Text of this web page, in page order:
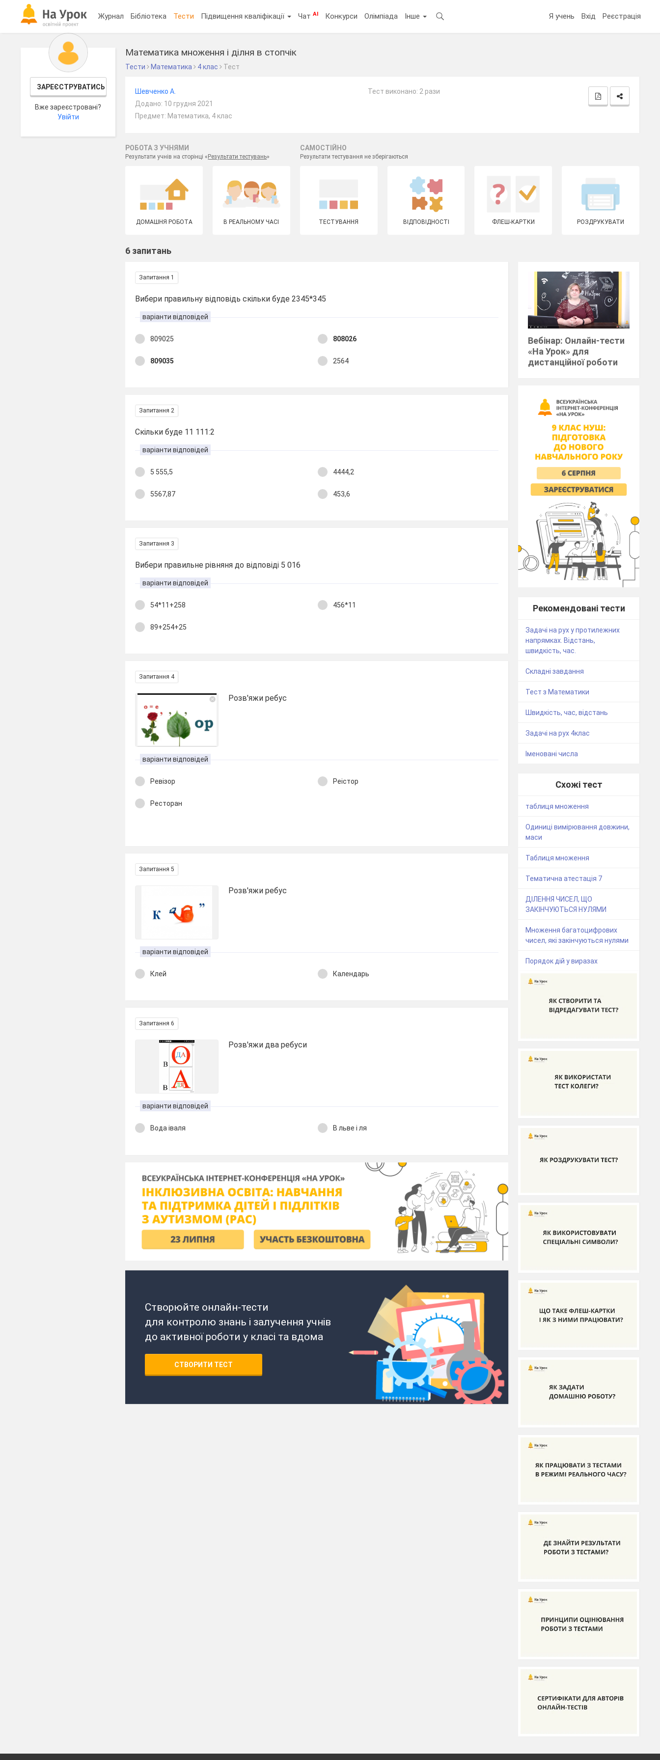
Журнал Бібліотека Тести Підвищення кваліфікації ЧатAI Конкурси Олімпіада Інше Я учень Вхід Реєстрація
ЗАРЕЄСТРУВАТИСЬ
Вже зареєстровані?
Увійти
Математика множення і ділня в стопчік
Тести Математика 4 клас Тест
Шевченко А.
Додано: 10 грудня 2021
Предмет: Математика, 4 клас
Тест виконано: 2 рази
РОБОТА З УЧНЯМИ
Результати учнів на сторінці « Результати тестувань»
САМОСТІЙНО
Результати тестування не зберігаються
ДОМАШНЯ РОБОТА В РЕАЛЬНОМУ ЧАСІ ТЕСТУВАННЯ ВІДПОВІДНОСТІ ФЛЕШ-КАРТКИ РОЗДРУКУВАТИ
6 запитань
Запитання 1
Вибери правильну відповідь скільки буде 2345*345
варіанти відповідей
809025 808026
809035 2564
Запитання 2
Скільки буде 11 111:2
варіанти відповідей
5 555,5 4444,2
5567,87 453,6
Запитання 3
Вибери правильне рівняня до відповіді 5 016
варіанти відповідей
54*11+258 456*11
89+254+25
Запитання 4
Розв'яжи ребус
варіанти відповідей
Ревізор Реістор
Ресторан
Запитання 5
Розв'яжи ребус
варіанти відповідей
Клей Календарь
Запитання 6
Розв'яжи два ребуси
варіанти відповідей
Вода іваля В льве і ля
Створюйте онлайн-тести
для контролю знань і залучення учнів
до активної роботи у класі та вдома
СТВОРИТИ ТЕСТ
Вебінар: Онлайн-тести
«На Урок» для
дистанційної роботи
Рекомендовані тести
Задачі на рух у протилежних
напрямках. Відстань,
швидкість, час.
Складні завдання
Тест з Математики
Швидкість, час, відстань
Задачі на рух 4клас
Іменовані числа
Схожі тест
таблиця множення
Одиниці вимірювання довжини,
маси
Таблиця множення
Тематична атестація 7
ДІЛЕННЯ ЧИСЕЛ, ЩО
ЗАКІНЧУЮТЬСЯ НУЛЯМИ
Множення багатоцифрових
чисел, які закінчуються нулями
Порядок дій у виразах